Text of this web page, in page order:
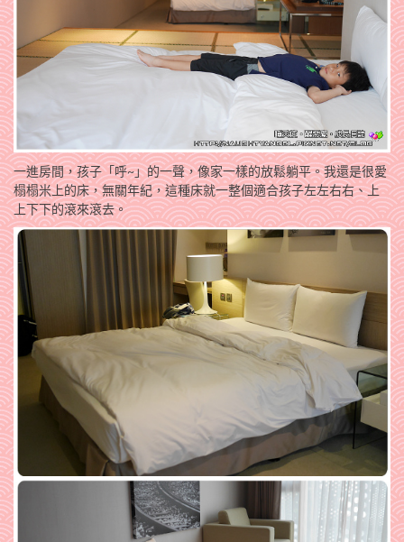
一進房間，孩子「呼~」的一聲，像家一樣的放鬆躺平。我還是很愛
榻榻米上的床，無關年紀，這種床就一整個適合孩子左左右右、上
上下下的滾來滾去。